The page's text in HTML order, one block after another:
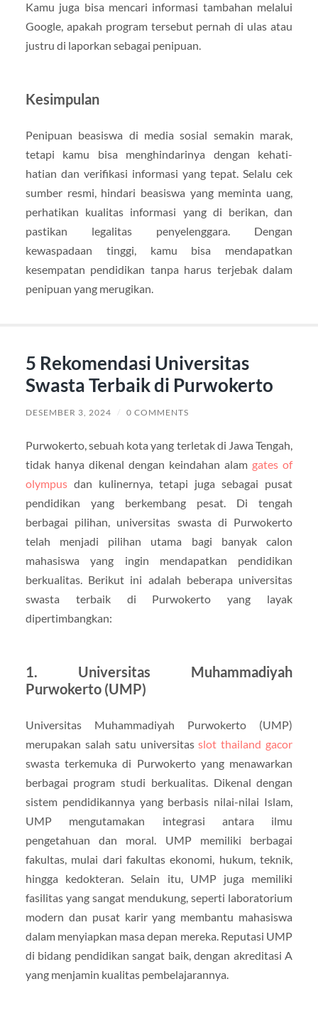
Kamu juga bisa mencari informasi tambahan melalui
Google, apakah program tersebut pernah di ulas atau
justru di laporkan sebagai penipuan.
Kesimpulan
Penipuan beasiswa di media sosial semakin marak,
tetapi kamu bisa menghindarinya dengan kehati-
hatian dan verifikasi informasi yang tepat. Selalu cek
sumber resmi, hindari beasiswa yang meminta uang,
perhatikan kualitas informasi yang di berikan, dan
pastikan legalitas penyelenggara. Dengan
kewaspadaan tinggi, kamu bisa mendapatkan
kesempatan pendidikan tanpa harus terjebak dalam
penipuan yang merugikan.
5 Rekomendasi Universitas
Swasta Terbaik di Purwokerto
DESEMBER 3, 2024 / 0 COMMENTS
Purwokerto, sebuah kota yang terletak di Jawa Tengah,
tidak hanya dikenal dengan keindahan alam gates of
olympusdan kulinernya, tetapi juga sebagai pusat
pendidikan yang berkembang pesat. Di tengah
berbagai pilihan, universitas swasta di Purwokerto
telah menjadi pilihan utama bagi banyak calon
mahasiswa yang ingin mendapatkan pendidikan
berkualitas. Berikut ini adalah beberapa universitas
swasta terbaik di Purwokerto yang layak
dipertimbangkan:
1. Universitas Muhammadiyah
Purwokerto (UMP)
Universitas Muhammadiyah Purwokerto (UMP)
merupakan salah satu universitasslot thailand gacor
swasta terkemuka di Purwokerto yang menawarkan
berbagai program studi berkualitas. Dikenal dengan
sistem pendidikannya yang berbasis nilai-nilai Islam,
UMP mengutamakan integrasi antara ilmu
pengetahuan dan moral. UMP memiliki berbagai
fakultas, mulai dari fakultas ekonomi, hukum, teknik,
hingga kedokteran. Selain itu, UMP juga memiliki
fasilitas yang sangat mendukung, seperti laboratorium
modern dan pusat karir yang membantu mahasiswa
dalam menyiapkan masa depan mereka. Reputasi UMP
di bidang pendidikan sangat baik, dengan akreditasi A
yang menjamin kualitas pembelajarannya.